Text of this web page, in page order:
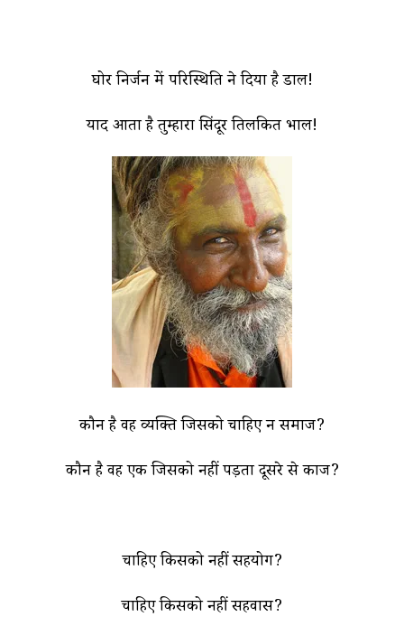
घोर निर्जन में परिस्थिति ने दिया है डाल!
याद आता है तुम्हारा सिंदूर तिलकित भाल!
कौन है वह व्यक्ति जिसको चाहिए न समाज?
कौन है वह एक जिसको नहीं पड़ता दूसरे से काज?
चाहिए किसको नहीं सहयोग?
चाहिए किसको नहीं सहवास?